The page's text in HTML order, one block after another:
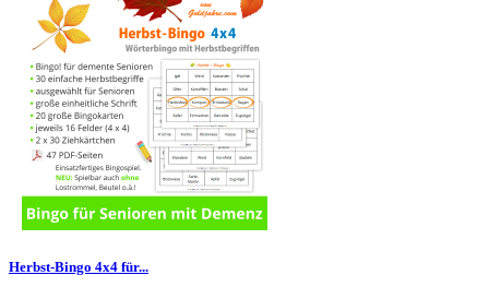
Herbst-Bingo 4x4 für...